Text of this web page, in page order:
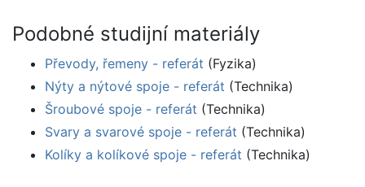
Podobné studijní materiály
Převody, řemeny - referát (Fyzika)
Nýty a nýtové spoje - referát (Technika)
Šroubové spoje - referát (Technika)
Svary a svarové spoje - referát (Technika)
Kolíky a kolíkové spoje - referát (Technika)